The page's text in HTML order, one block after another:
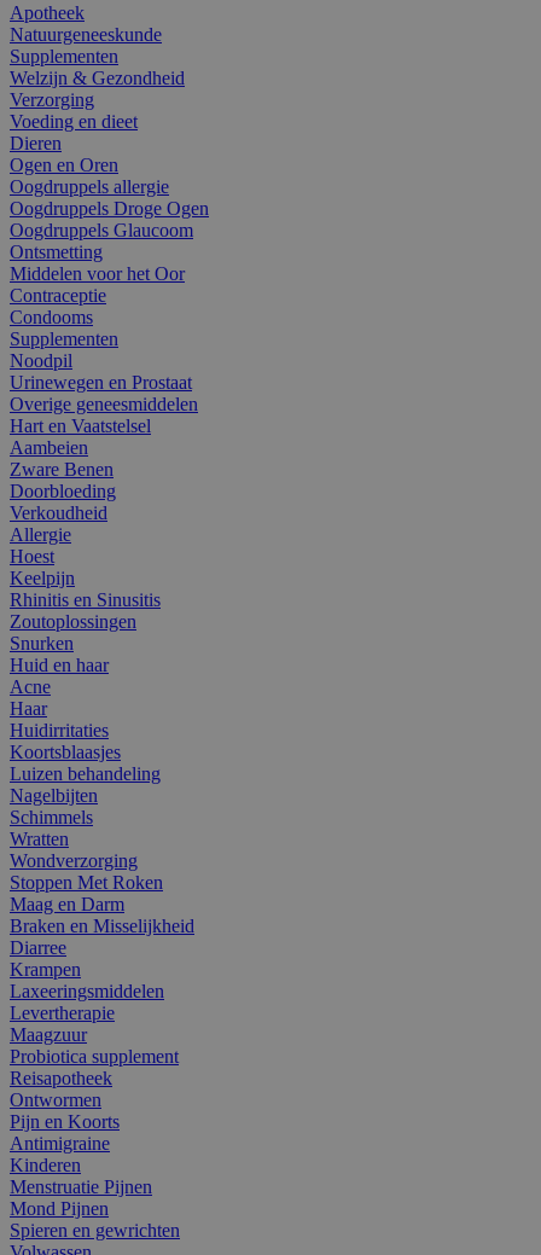
Apotheek
Natuurgeneeskunde
Supplementen
Welzijn & Gezondheid
Verzorging
Voeding en dieet
Dieren
Ogen en Oren
Oogdruppels allergie
Oogdruppels Droge Ogen
Oogdruppels Glaucoom
Ontsmetting
Middelen voor het Oor
Contraceptie
Condooms
Supplementen
Noodpil
Urinewegen en Prostaat
Overige geneesmiddelen
Hart en Vaatstelsel
Aambeien
Zware Benen
Doorbloeding
Verkoudheid
Allergie
Hoest
Keelpijn
Rhinitis en Sinusitis
Zoutoplossingen
Snurken
Huid en haar
Acne
Haar
Huidirritaties
Koortsblaasjes
Luizen behandeling
Nagelbijten
Schimmels
Wratten
Wondverzorging
Stoppen Met Roken
Maag en Darm
Braken en Misselijkheid
Diarree
Krampen
Laxeeringsmiddelen
Levertherapie
Maagzuur
Probiotica supplement
Reisapotheek
Ontwormen
Pijn en Koorts
Antimigraine
Kinderen
Menstruatie Pijnen
Mond Pijnen
Spieren en gewrichten